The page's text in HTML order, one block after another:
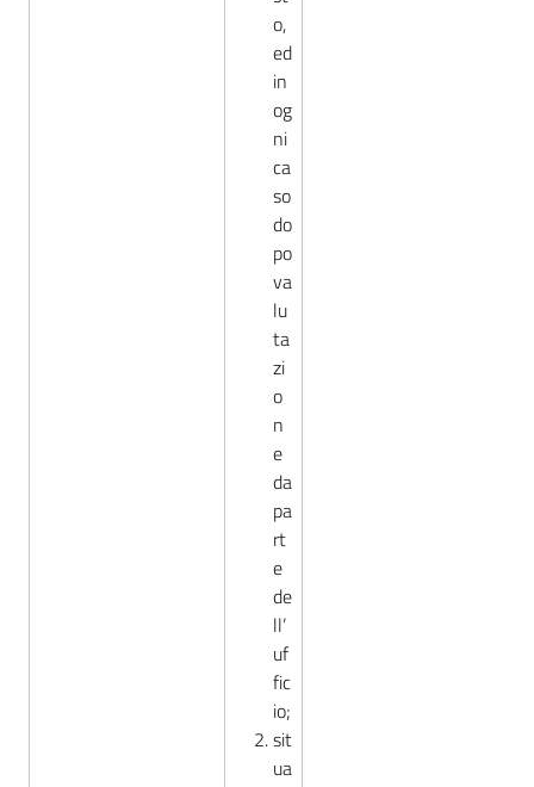
o,
ed
in
og
ni
ca
so
do
po
va
lu
ta
zi
o
n
e
da
pa
rt
e
de
ll’
uf
fic
io;
sit
ua